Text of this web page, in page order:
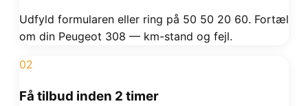
Udfyld formularen eller ring på 50 50 20 60. Fortæl
om din Peugeot 308 — km-stand og fejl.
02
Få tilbud inden 2 timer